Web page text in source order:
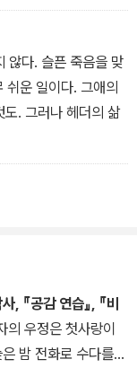
않다. 슬픈 죽음을 맞
쉬운 일이다. 그애의
. 그러나 헤더의 삶
『공감 연습』, 『비
의 우정은 첫사랑이
밤 전화로 수다를